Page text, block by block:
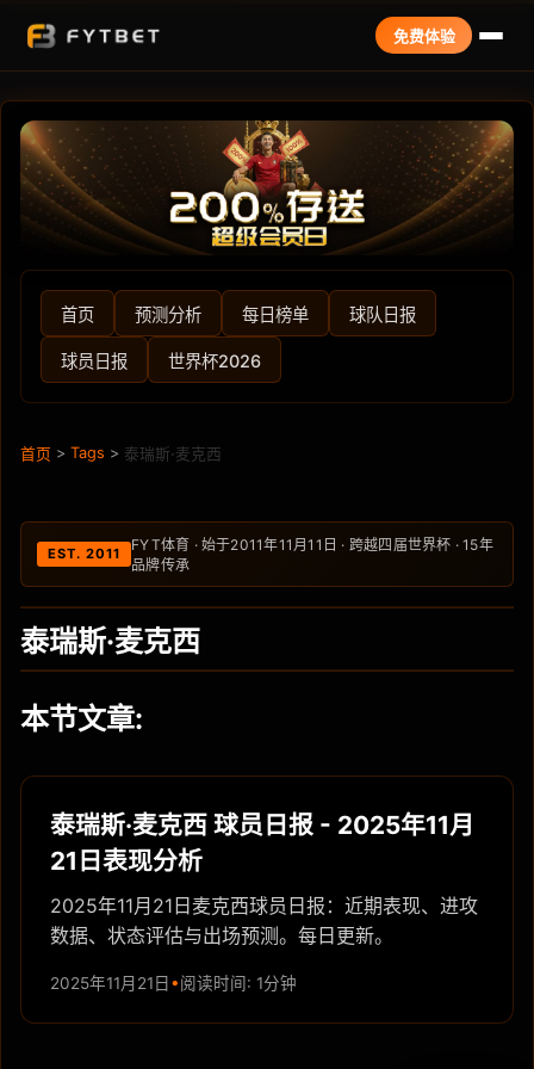
免费体验
首页 预测分析 每日榜单 球队日报
球员日报 世界杯2026
首页 > Tags > 泰瑞斯·麦克西
EST. 2011
FYT体育 · 始于2011年11月11日 · 跨越四届世界杯 · 15年
品牌传承
泰瑞斯·麦克西
本节文章:
泰瑞斯·麦克西 球员日报 - 2025年11月
21日表现分析
2025年11月21日麦克西球员日报：近期表现、进攻
数据、状态评估与出场预测。每日更新。
2025年11月21日 阅读时间: 1分钟